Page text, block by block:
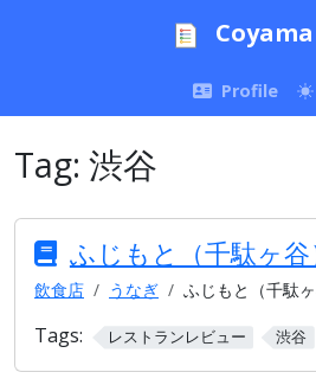
Profile
Tag: 渋谷
ふじもと（千駄ヶ谷
飲食店 うなぎ ふじもと（千駄ヶ
Tags: レストランレビュー 渋谷